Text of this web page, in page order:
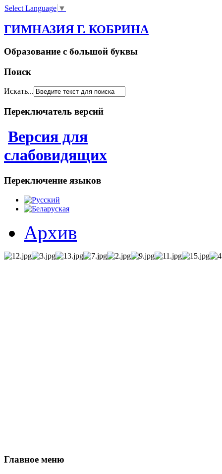
Select Language ▼
ГИМНАЗИЯ Г. КОБРИНА
Образование с большой буквы
Поиск
Искать...
Переключатель версий
Версия для
слабовидящих
Переключение языков
Архив
Главное меню